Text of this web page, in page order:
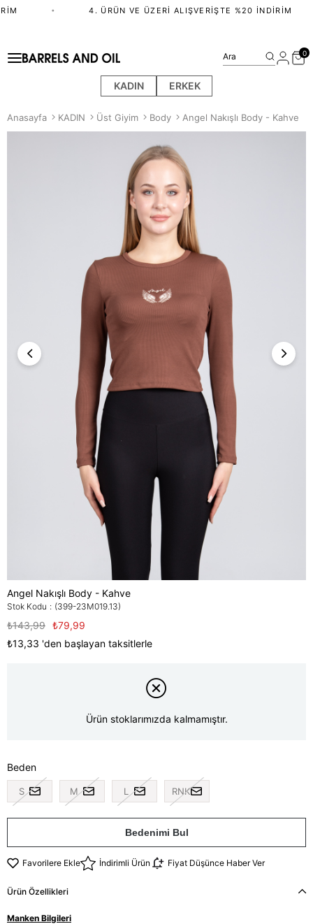
4. ÜRÜN VE ÜZERI ALIŞVERIŞTE %20 İNDIRIM
KADIN ERKEK
Ara 0
Anasayfa KADIN Üst Giyim Body Angel Nakışlı Body - Kahve
Angel Nakışlı Body - Kahve
Stok Kodu (399-23M019.13)
₺143,99 ₺79,99
₺13,33 'den başlayan taksitlerle
Ürün stoklarımızda kalmamıştır.
Beden
S M L RNK
Bedenimi Bul
Favorilere Ekle İndirimli Ürün Fiyat Düşünce Haber Ver
Ürün Özellikleri
Manken Bilgileri